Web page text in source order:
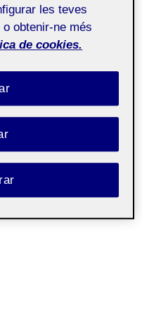
les teves
obtenir-ne més
de cookies.